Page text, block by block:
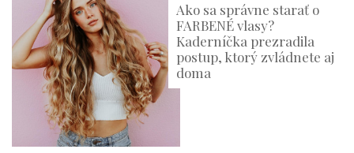
Ako sa správne starať o
FARBENÉ vlasy?
Kaderníčka prezradila
postup, ktorý zvládnete aj
doma